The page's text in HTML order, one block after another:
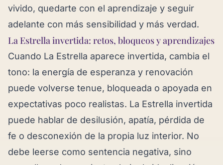
vivido, quedarte con el aprendizaje y seguir
adelante con más sensibilidad y más verdad.
La Estrella invertida: retos, bloqueos y aprendizajes
Cuando La Estrella aparece invertida, cambia el
tono: la energía de esperanza y renovación
puede volverse tenue, bloqueada o apoyada en
expectativas poco realistas. La Estrella invertida
puede hablar de desilusión, apatía, pérdida de
fe o desconexión de la propia luz interior. No
debe leerse como sentencia negativa, sino